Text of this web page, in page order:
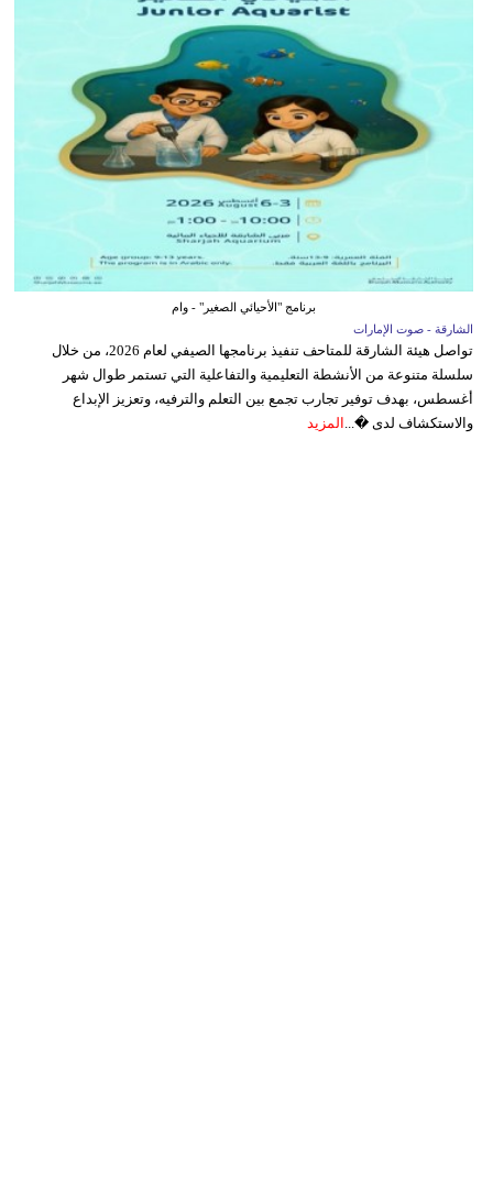
برنامج "الأحيائي الصغير" - وام
الشارقة - صوت الإمارات
تواصل هيئة الشارقة للمتاحف تنفيذ برنامجها الصيفي لعام 2026، من خلال
سلسلة متنوعة من الأنشطة التعليمية والتفاعلية التي تستمر طوال شهر
أغسطس، بهدف توفير تجارب تجمع بين التعلم والترفيه، وتعزيز الإبداع
والاستكشاف لدى �... المزيد